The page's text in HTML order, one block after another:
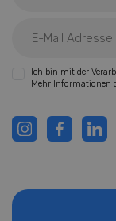
Ich bin mit der
Mehr Informationen